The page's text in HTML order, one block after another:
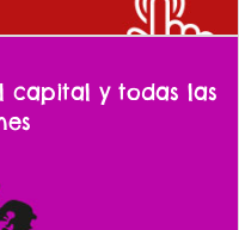
capital y todas las
y la opresión sexual y de
de mujeres y LGTBI